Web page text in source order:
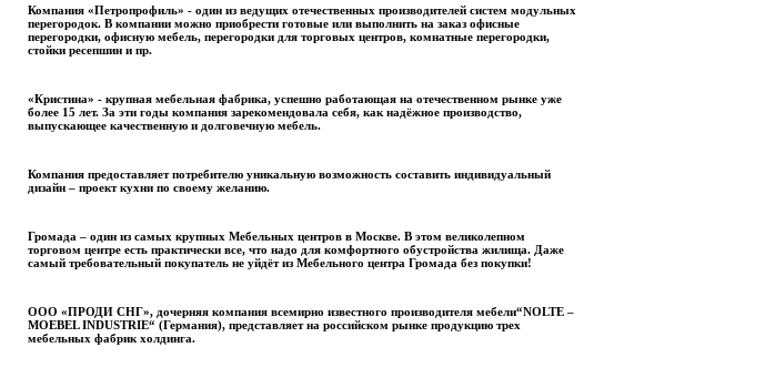
Компания «Петропрофиль» - один из ведущих отечественных производителей систем модульных
перегородок. В компании можно приобрести готовые или выполнить на заказ офисные
перегородки, офисную мебель, перегородки для торговых центров, комнатные перегородки,
стойки ресепшин и пр.
«Кристина» - крупная мебельная фабрика, успешно работающая на отечественном рынке уже
более 15 лет. За эти годы компания зарекомендовала себя, как надёжное производство,
выпускающее качественную и долговечную мебель.
Компания предоставляет потребителю уникальную возможность составить индивидуальный
дизайн – проект кухни по своему желанию.
Громада – один из самых крупных Мебельных центров в Москве. В этом великолепном
торговом центре есть практически все, что надо для комфортного обустройства жилища. Даже
самый требовательный покупатель не уйдёт из Мебельного центра Громада без покупки!
ООО «ПРОДИ СНГ», дочерняя компания всемирно известного производителя мебели“NOLTE –
MOEBEL INDUSTRIE“ (Германия), представляет на российском рынке продукцию трех
мебельных фабрик холдинга.